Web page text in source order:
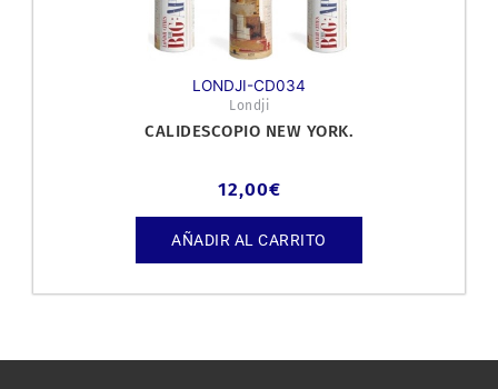
LONDJI-CD034
Londji
CALIDESCOPIO NEW YORK.
12,00€
AÑADIR AL CARRITO